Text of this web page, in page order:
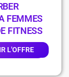
FEMMES
FITNESS
L'OFFRE